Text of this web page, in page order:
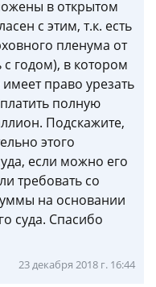
в открытом
с этим, т.к. есть
пленума от
годом), в котором
право урезать
полную
Подскажите,
этого
если можно его
требовать со
на основании
суда. Спасибо
23 декабря 2018 г. 16:44